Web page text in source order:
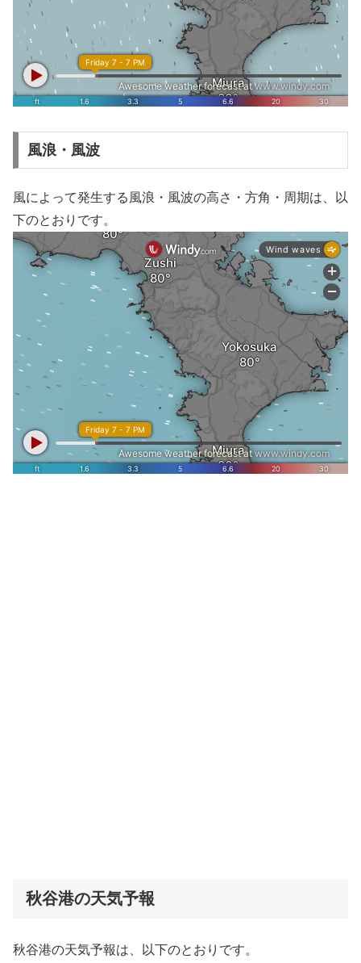
風浪・風波
風によって発生する風浪・風波の高さ・方角・周期は、以
下のとおりです。
秋谷港の天気予報
秋谷港の天気予報は、以下のとおりです。